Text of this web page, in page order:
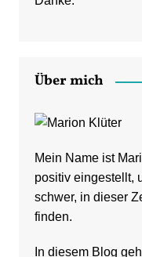
Über mich
Mein Name ist
positiv eingestellt,
schwer, in dieser
finden.
In diesem Blog